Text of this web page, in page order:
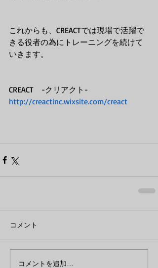
これからも、CREACTでは現場で活躍で
きる役者の為にトレーニングを続けて
いきます。
CREACT　-クリアクト-
http://creactinc.wixsite.com/creact
コメント
コメントを追加…